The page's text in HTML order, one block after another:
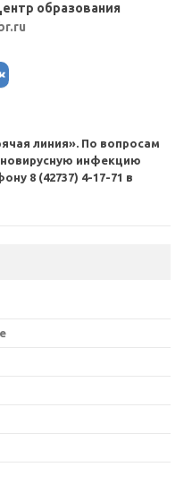
образования
линия». По вопросам
инфекцию
8 (42737) 4-17-71 в